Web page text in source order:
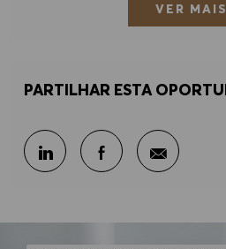
VER MAIS
PARTILHAR ESTA
Partilhar através do
Partilhar